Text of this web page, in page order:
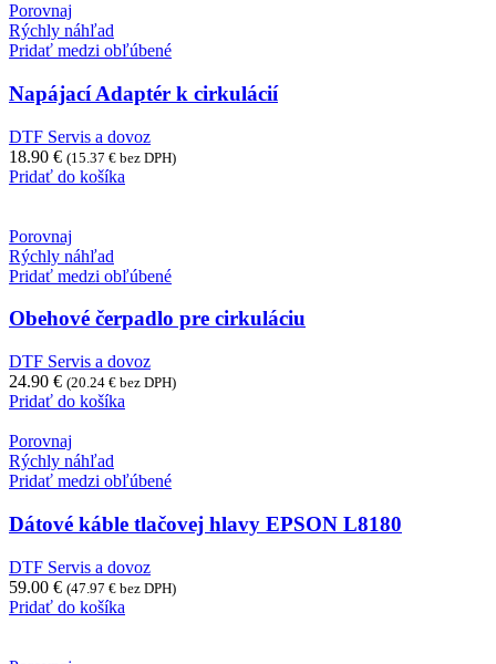
Porovnaj
Rýchly náhľad
Pridať medzi obľúbené
Napájací Adaptér k cirkulácií
DTF Servis a dovoz
18.90 € (15.37 € bez DPH)
Pridať do košíka
Porovnaj
Rýchly náhľad
Pridať medzi obľúbené
Obehové čerpadlo pre cirkuláciu
DTF Servis a dovoz
24.90 € (20.24 € bez DPH)
Pridať do košíka
Porovnaj
Rýchly náhľad
Pridať medzi obľúbené
Dátové káble tlačovej hlavy EPSON L8180
DTF Servis a dovoz
59.00 € (47.97 € bez DPH)
Pridať do košíka